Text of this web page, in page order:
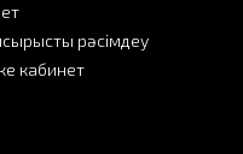
рәсімдеу
кабинет